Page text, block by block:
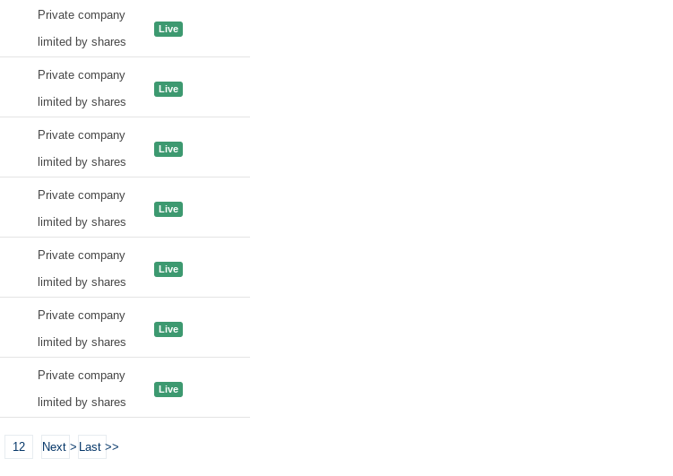
Private company
limited by shares
Live
Private company
limited by shares
Live
Private company
limited by shares
Live
Private company
limited by shares
Live
Private company
limited by shares
Live
Private company
limited by shares
Live
Private company
limited by shares
Live
12 Next > Last >>